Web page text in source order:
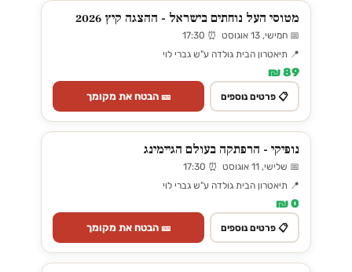
מטוסי העל נוחתים בישראל - ההצגה קיץ 2026
📅 חמישי, 13 אוגוסט ⏰ 17:30
📍 תיאטרון הבית גולדה ע"ש גברי לוי
89 ₪
📋 פרטים נוספים 🎫 הבטח את מקומך
נופיקי - הרפתקה בעולם הגיימינג
📅 שלישי, 11 אוגוסט ⏰ 17:30
📍 תיאטרון הבית גולדה ע"ש גברי לוי
0 ₪
📋 פרטים נוספים 🎫 הבטח את מקומך